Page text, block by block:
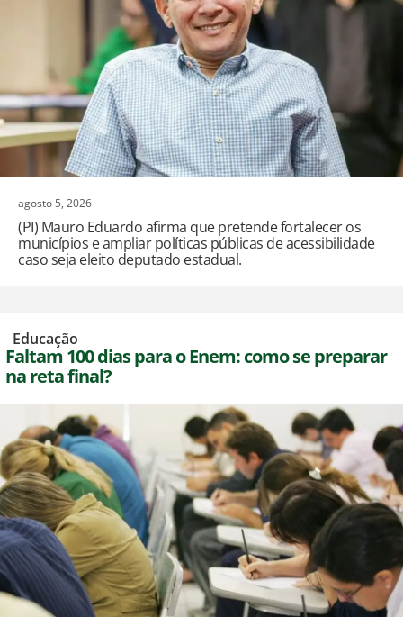
agosto 5, 2026
(PI) Mauro Eduardo afirma que pretende fortalecer os
municípios e ampliar políticas públicas de acessibilidade
caso seja eleito deputado estadual.
Educação
Faltam 100 dias para o Enem: como se preparar
na reta final?